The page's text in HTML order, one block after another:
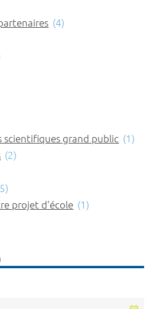
(4)
scientifiques grand public (1)
(2)
projet d'école (1)